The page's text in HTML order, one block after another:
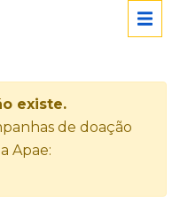
existe.
de doação
Apae: